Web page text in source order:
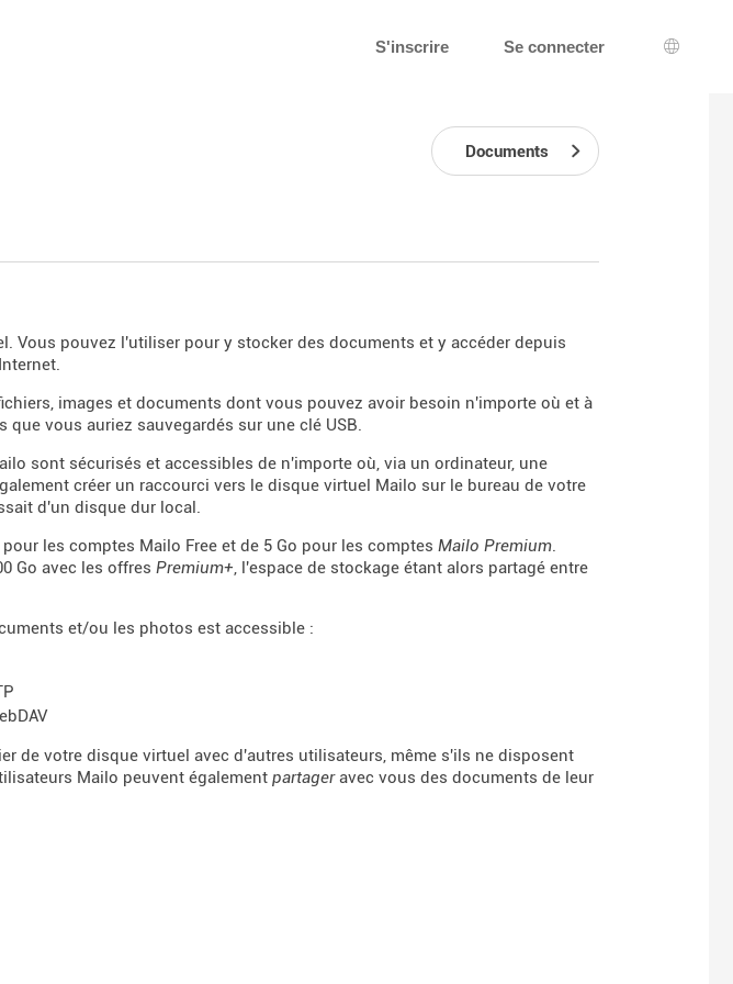
S'inscrire Se connecter
Choix
Documents
Vous pouvez l'utiliser pour y stocker des documents et y accéder depuis
images et documents dont vous pouvez avoir besoin n'importe où et à
vous auriez sauvegardés sur une clé USB.
sont sécurisés et accessibles de n'importe où, via un ordinateur, une
créer un raccourci vers le disque virtuel Mailo sur le bureau de votre
d'un disque dur local.
les comptes Mailo Free et de 5 Go pour les comptes Mailo Premium.
Go avec les offres Premium+, l'espace de stockage étant alors partagé entre
et/ou les photos est accessible :
de votre disque virtuel avec d'autres utilisateurs, même s'ils ne disposent
Mailo peuvent également partageravec vous des documents de leur